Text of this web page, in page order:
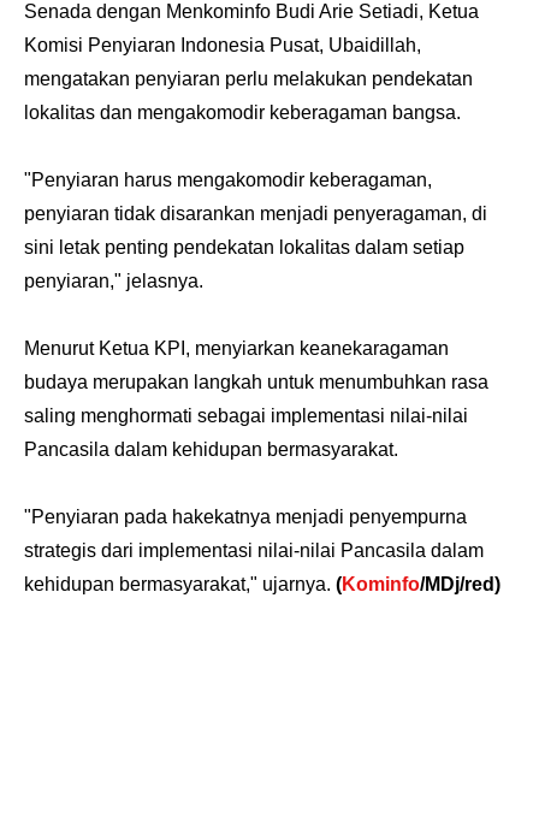
Senada dengan Menkominfo Budi Arie Setiadi, Ketua
Komisi Penyiaran Indonesia Pusat, Ubaidillah,
mengatakan penyiaran perlu melakukan pendekatan
lokalitas dan mengakomodir keberagaman bangsa.
"Penyiaran harus mengakomodir keberagaman,
penyiaran tidak disarankan menjadi penyeragaman, di
sini letak penting pendekatan lokalitas dalam setiap
penyiaran," jelasnya.
Menurut Ketua KPI, menyiarkan keanekaragaman
budaya merupakan langkah untuk menumbuhkan rasa
saling menghormati sebagai implementasi nilai-nilai
Pancasila dalam kehidupan bermasyarakat.
"Penyiaran pada hakekatnya menjadi penyempurna
strategis dari implementasi nilai-nilai Pancasila dalam
kehidupan bermasyarakat," ujarnya. (Kominfo/MDj/red)